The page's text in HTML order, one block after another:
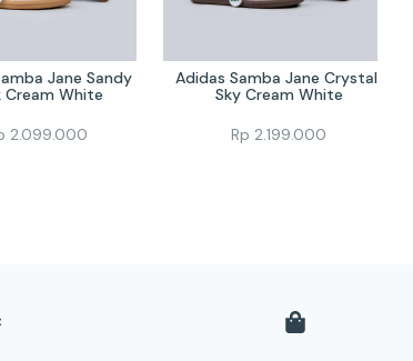
Jane Sandy
Cream White
2.099.000
Adidas Samba Jane Crystal
Sky Cream White
Rp 2.199.000